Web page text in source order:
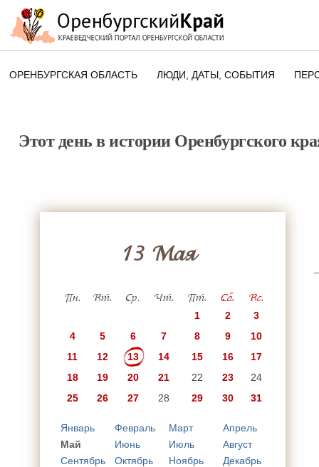
ОРЕНБУРГСКАЯ ОБЛАСТЬ ЛЮДИ, ДАТЫ, CОБЫТИЯ
ПАМЯТНЫЕ ДАТЫ
Этот день в истории Оренбургского
13 Мая
Пн. Вт. Ср. Чт. Пт. Сб. Вс.
1 2
3
4
5 6 7 8 9
10
11
12 13 14 15 16
17
18
19 20 21 22 23
24
25
26 27 28 29 30 31
Январь Февраль Март
Апрель
Май
Июнь Июль
Август
Сентябрь
Октябрь Ноябрь Декабрь